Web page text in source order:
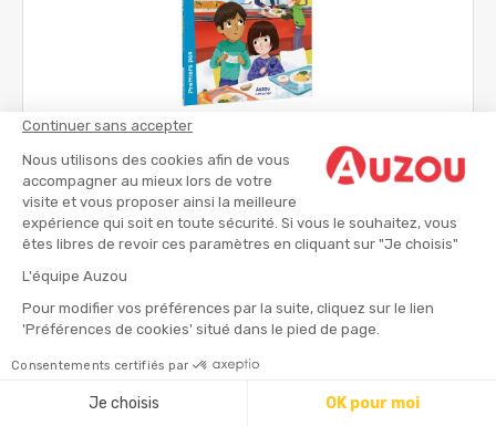
Continuer sans accepter
Nous utilisons des cookies afin de vous
accompagner au mieux lors de votre
visite et vous proposer ainsi la meilleure
expérience qui soit en toute sécurité. Si vous le souhaitez, vous
êtes libres de revoir ces paramètres en cliquant sur "Je choisis"
L'équipe Auzou
Pour modifier vos préférences par la suite, cliquez sur le lien
'Préférences de cookies' situé dans le pied de page.
Consentements certifiés par
Je choisis OK pour moi
Mes premières enquêtes - Le secret de la cantine
Romans jeunesse
dès 6 ans
5.50 €